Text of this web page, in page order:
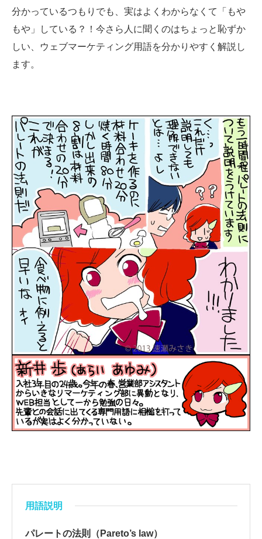
分かっているつもりでも、実はよくわからなくて「もや
もや」している？！今さら人に聞くのはちょっと恥ずか
しい、ウェブマーケティング用語を分かりやすく解説し
ます。
用語説明
パレートの法則（Pareto’s law）